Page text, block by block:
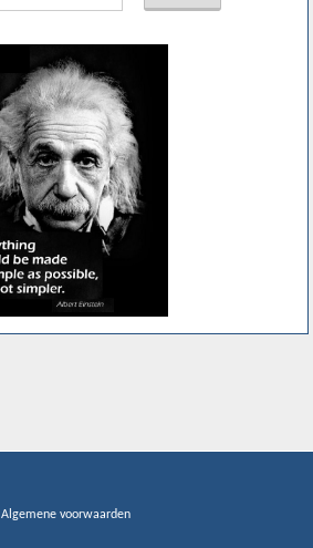
Algemene voorwaarden